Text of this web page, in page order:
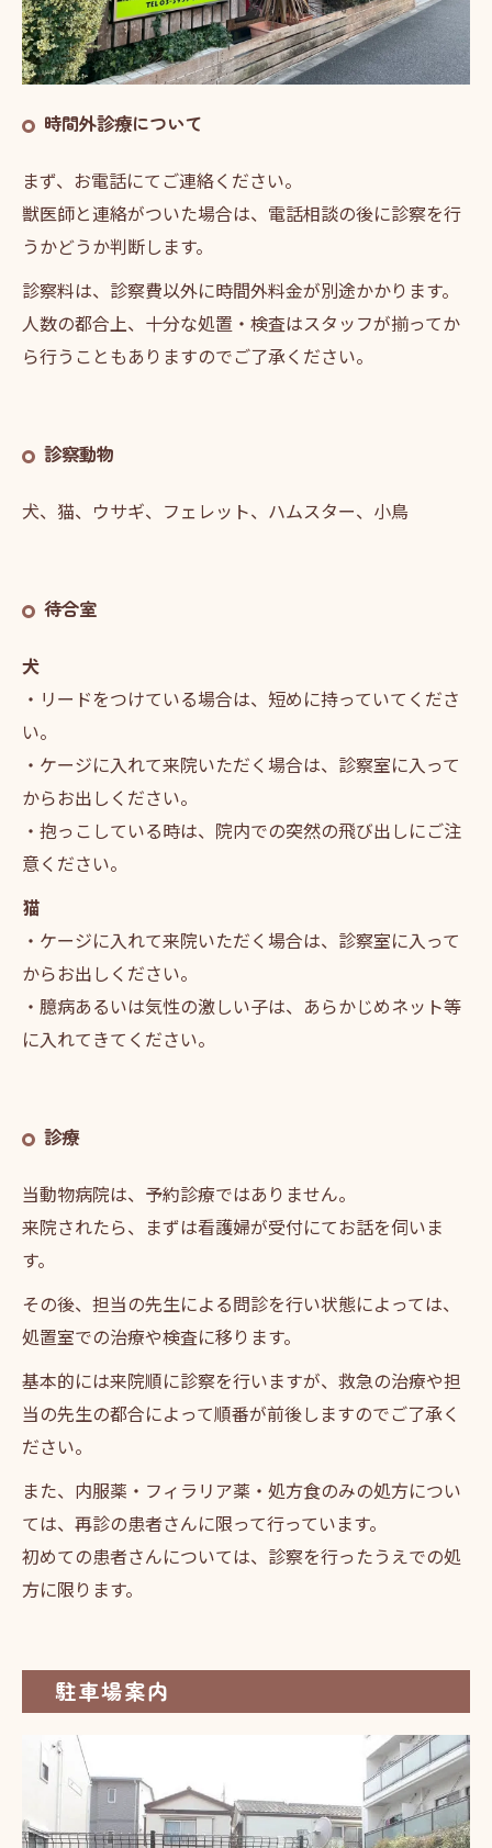
時間外診療について
まず、お電話にてご連絡ください。
獣医師と連絡がついた場合は、電話相談の後に診察を行
うかどうか判断します。
診察料は、診察費以外に時間外料金が別途かかります。
人数の都合上、十分な処置・検査はスタッフが揃ってか
ら行うこともありますのでご了承ください。
診察動物
犬、猫、ウサギ、フェレット、ハムスター、小鳥
待合室
犬
・リードをつけている場合は、短めに持っていてくださ
い。
・ケージに入れて来院いただく場合は、診察室に入って
からお出しください。
・抱っこしている時は、院内での突然の飛び出しにご注
意ください。
猫
・ケージに入れて来院いただく場合は、診察室に入って
からお出しください。
・臆病あるいは気性の激しい子は、あらかじめネット等
に入れてきてください。
診療
当動物病院は、予約診療ではありません。
来院されたら、まずは看護婦が受付にてお話を伺いま
す。
その後、担当の先生による問診を行い状態によっては、
処置室での治療や検査に移ります。
基本的には来院順に診察を行いますが、救急の治療や担
当の先生の都合によって順番が前後しますのでご了承く
ださい。
また、内服薬・フィラリア薬・処方食のみの処方につい
ては、再診の患者さんに限って行っています。
初めての患者さんについては、診察を行ったうえでの処
方に限ります。
駐車場案内